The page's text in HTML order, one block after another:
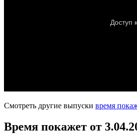
Смотреть другие выпуски время
Время покажет от